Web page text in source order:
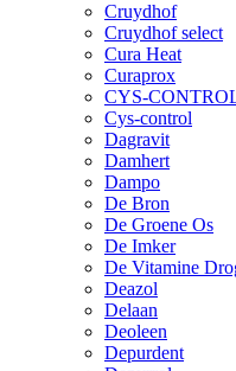
Cruydhof
Cruydhof select
Cura Heat
Curaprox
CYS-
Cys-control
Dagravit
Damhert
Dampo
De Bron
De Groene Os
De Imker
De Vitamine
Deazol
Delaan
Deoleen
Depurdent